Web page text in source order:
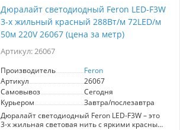
Преимущества:
- Медные провода обеспечивают надежность
и долговечность.
- Увеличенная толщина медной платы (0,18
мм) предотвращает разрывы.
- Гибкая силиконовая оболочка улучшает
формы.
Комплектация включает 2 сетевых шнура, 2
заглушки, 2 коннектора и 10 крепежей.
Идеально подходит для оформления жилых и
общественных помещений.
Дюралайт светодиодный Feron LED-F3W
3-х жильный красный 288Вт/м 72LED/м
50м 220V 26067 (цена за метр)
Артикул: 26067
Производитель
Feron
Артикул
26067
Самовывоз
Сегодня
Курьером
Завтра/послезавтра
Дюралайт светодиодный Feron LED-F3W – это
3-х жильная световая нить с яркими красными